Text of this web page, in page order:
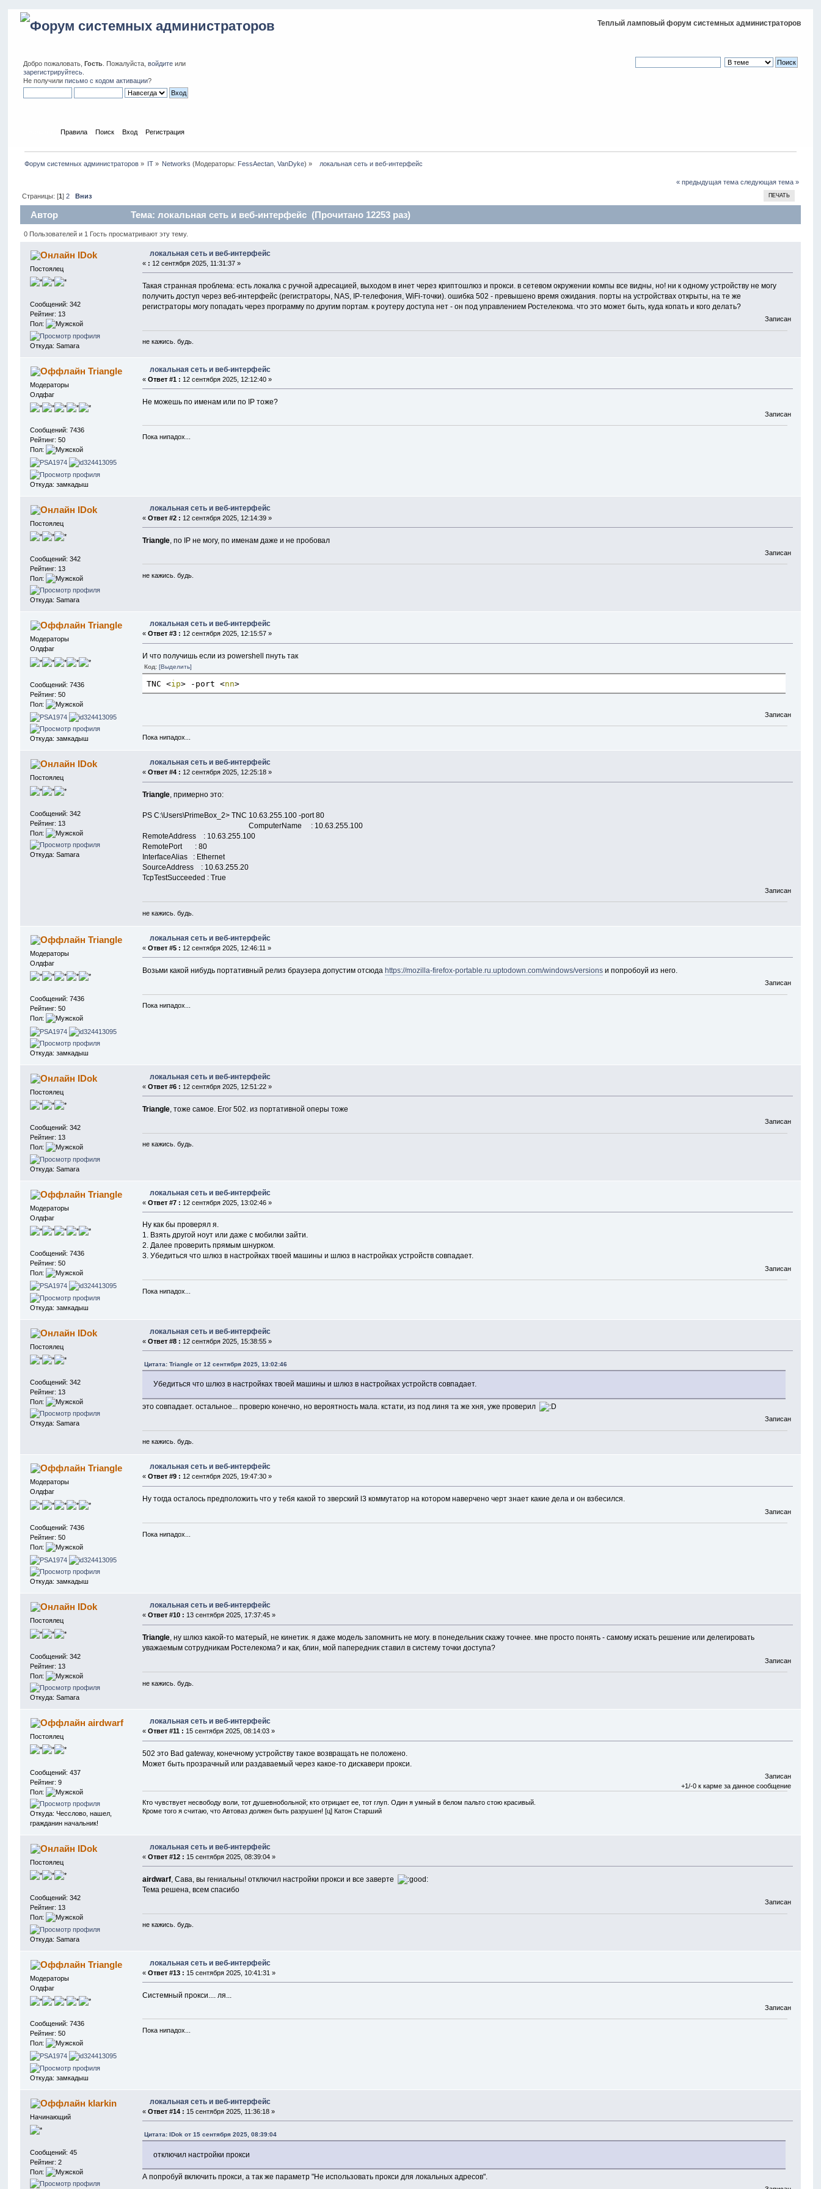
Теплый ламповый форум системных администраторов
Добро пожаловать,Гость . Пожалуйста,войдите или
зарегистрируйтесь
Не получилиписьмо с кодом активации?
Правила Поиск Вход Регистрация
Форум системных администраторов» IT » Networks (Модераторы: FessAectan ,VanDyke) »
  локальная сеть и веб-интерфейс
« предыдущая тема следующая тема »
ПЕЧАТЬ
Страницы: [1] 2 Вниз
Автор Тема: локальная сеть и веб-интерфейс (Прочитано 12253 раз)
0 Пользователей и 1 Гость просматривают эту тему.
IDok
Постоялец
Сообщений: 342
Рейтинг: 13
Пол:
Откуда: Samara
локальная сеть и веб-интерфейс
« : 12 сентября 2025, 11:31:37 »
Такая странная проблема: есть локалка с ручной адресацией, выходом в инет через криптошлюз и прокси. в сетевом окружении компы все видны, но! ни к одному устройству не могу
получить доступ через веб-интерфейс (регистраторы, NAS, IP-телефония, WiFi-точки). ошибка 502 - превышено время ожидания. порты на устройствах открыты, на те же
регистраторы могу попадать через программу по другим портам. к роутеру доступа нет - он под управлением Ростелекома. что это может быть, куда копать и кого делать?
Записан
не кажись. будь.
Triangle
Модераторы
Олдфаг
Сообщений: 7436
Рейтинг: 50
Пол:
Откуда: замкадыш
локальная сеть и веб-интерфейс
«Ответ #1 : 12 сентября 2025, 12:12:40 »
Не можешь по именам или по IP тоже?
Записан
Пока нипадох...
IDok
Постоялец
Сообщений: 342
Рейтинг: 13
Пол:
Откуда: Samara
локальная сеть и веб-интерфейс
«Ответ #2 : 12 сентября 2025, 12:14:39 »
Triangle , по IP не могу, по именам даже и не пробовал
Записан
не кажись. будь.
Triangle
Модераторы
Олдфаг
Сообщений: 7436
Рейтинг: 50
Пол:
Откуда: замкадыш
локальная сеть и веб-интерфейс
«Ответ #3 : 12 сентября 2025, 12:15:57 »
И что получишь если из powershell пнуть так
Код:[Выделить]
TNC <ip> -port <nn>
Записан
Пока нипадох...
IDok
Постоялец
Сообщений: 342
Рейтинг: 13
Пол:
Откуда: Samara
локальная сеть и веб-интерфейс
«Ответ #4 : 12 сентября 2025, 12:25:18 »
Triangle, примерно это:
PS C:\Users\PrimeBox_2> TNC 10.63.255.100 -port 80
ComputerName : 10.63.255.100
RemoteAddress : 10.63.255.100
RemotePort : 80
InterfaceAlias : Ethernet
SourceAddress : 10.63.255.20
TcpTestSucceeded : True
Записан
не кажись. будь.
Triangle
Модераторы
Олдфаг
Сообщений: 7436
Рейтинг: 50
Пол:
Откуда: замкадыш
локальная сеть и веб-интерфейс
«Ответ #5 : 12 сентября 2025, 12:46:11 »
Возьми какой нибудь портативный релиз браузера допустим отсюдаhttps://mozilla-firefox-portable.ru.uptodown.com/windows/versions и попробоуй из него.
Записан
Пока нипадох...
IDok
Постоялец
Сообщений: 342
Рейтинг: 13
Пол:
Откуда: Samara
локальная сеть и веб-интерфейс
«Ответ #6 : 12 сентября 2025, 12:51:22 »
Triangle , тоже самое. Егог 502. из портативной оперы тоже
Записан
не кажись. будь.
Triangle
Модераторы
Олдфаг
Сообщений: 7436
Рейтинг: 50
Пол:
Откуда: замкадыш
локальная сеть и веб-интерфейс
«Ответ #7 : 12 сентября 2025, 13:02:46 »
Ну как бы проверял я.
1. Взять другой ноут или даже с мобилки зайти.
2. Далее проверить прямым шнурком.
3. Убедиться что шлюз в настройках твоей машины и шлюз в настройках устройств совпадает.
Записан
Пока нипадох...
IDok
Постоялец
Сообщений: 342
Рейтинг: 13
Пол:
Откуда: Samara
локальная сеть и веб-интерфейс
«Ответ #8 : 12 сентября 2025, 15:38:55 »
Цитата: Triangle от 12 сентября 2025, 13:02:46
Убедиться что шлюз в настройках твоей машины и шлюз в настройках устройств совпадает.
это совпадает. остальное... проверю конечно, но вероятность мала. кстати, из под линя та же хня, уже проверил
Записан
не кажись. будь.
Triangle
Модераторы
Олдфаг
Сообщений: 7436
Рейтинг: 50
Пол:
Откуда: замкадыш
локальная сеть и веб-интерфейс
«Ответ #9 : 12 сентября 2025, 19:47:30 »
Ну тогда осталось предположить что у тебя какой то зверский l3 коммутатор на котором наверчено черт знает какие дела и он взбесился.
Записан
Пока нипадох...
IDok
Постоялец
Сообщений: 342
Рейтинг: 13
Пол:
Откуда: Samara
локальная сеть и веб-интерфейс
«Ответ #10 : 13 сентября 2025, 17:37:45 »
Triangle, ну шлюз какой-то матерый, не кинетик. я даже модель запомнить не могу. в понедельник скажу точнее. мне просто понять - самому искать решение или делегировать
уважаемым сотрудникам Ростелекома? и как, блин, мой папередник ставил в систему точки доступа?
Записан
не кажись. будь.
airdwarf
Постоялец
Сообщений: 437
Рейтинг: 9
Пол:
Откуда: Чесслово, нашел,
гражданин начальник!
локальная сеть и веб-интерфейс
«Ответ #11 : 15 сентября 2025, 08:14:03 »
502 это Bad gateway, конечному устройству такое возвращать не положено.
Может быть прозрачный или раздаваемый через какое-то дискавери прокси.
Записан
+1/-0 к карме за данное сообщение
Кто чувствует несвободу воли, тот душевнобольной; кто отрицает ее, тот глуп. Один я умный в белом пальто стою красивый.
Кроме того я считаю, что Автоваз должен быть разрушен! [ц] Катон Старший
IDok
Постоялец
Сообщений: 342
Рейтинг: 13
Пол:
Откуда: Samara
локальная сеть и веб-интерфейс
«Ответ #12 : 15 сентября 2025, 08:39:04 »
airdwarf , Сава, вы гениальны! отключил настройки прокси и все заверте
Тема решена, всем спасибо
Записан
не кажись. будь.
Triangle
Модераторы
Олдфаг
Сообщений: 7436
Рейтинг: 50
Пол:
Откуда: замкадыш
локальная сеть и веб-интерфейс
«Ответ #13 : 15 сентября 2025, 10:41:31 »
Системный прокси.... ля...
Записан
Пока нипадох...
klarkin
Начинающий
Сообщений: 45
Рейтинг: 2
Пол:
локальная сеть и веб-интерфейс
«Ответ #14 : 15 сентября 2025, 11:36:18 »
Цитата: IDok от 15 сентября 2025, 08:39:04
отключил настройки прокси
А попробуй включить прокси, а так же параметр "Не использовать прокси для локальных адресов".